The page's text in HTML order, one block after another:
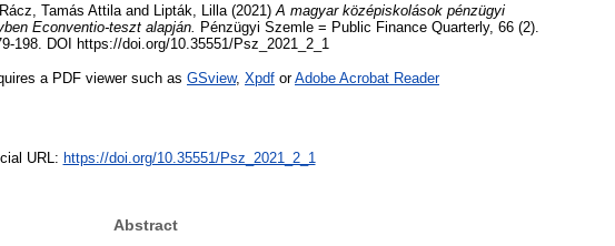
Rácz, Tamás Attilaand Lipták, Lilla(2021) A magyar középiskolások pénzügyi
Econventio-teszt alapján.
Pénzügyi Szemle = Public Finance Quarterly, 66 (2).
198. DOI https://doi.org/10.35551/Psz_2021_2_1
a PDF viewer such as GSview, Xpdf orAdobe Acrobat Reader
URL: https://doi.org/10.35551/Psz_2021_2_1
Abstract